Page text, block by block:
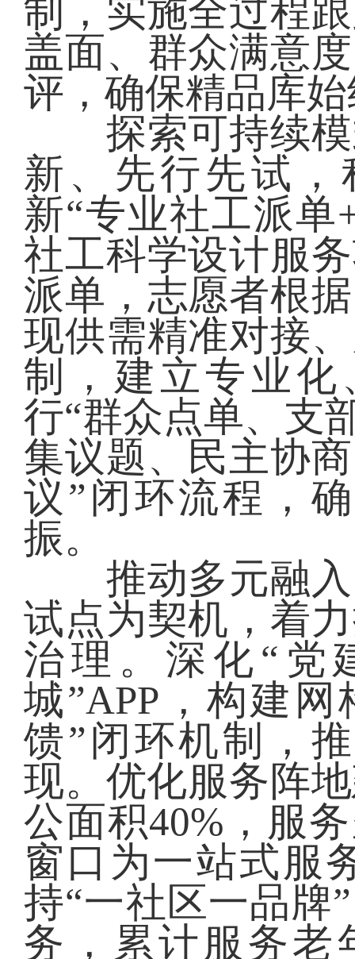
制，实施全过程
盖面、群众满意
评，确保精品库
探索可持续模
新、先行先试
新“专业社工派
社工科学设计服
派单，志愿者根
现供需精准对接
制，建立专业
行“群众点单、支
集议题、民主协
议”闭环流程，
振。
推动多元融入
试点为契机，着
治理。深化“党
城”APP，构建
馈”闭环机制，
现。优化服务阵
公面积40%，服
窗口为一站式服
持“一社区一品牌
务，累计服务老